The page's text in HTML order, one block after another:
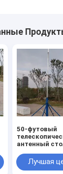
50-футовый
антенный
столб трипод
Лучшая